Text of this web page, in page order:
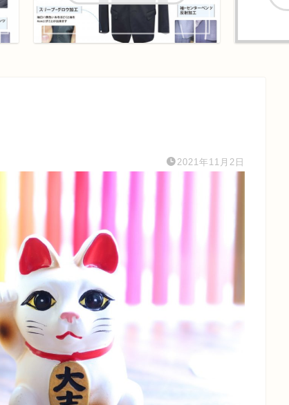
2021年11月2日